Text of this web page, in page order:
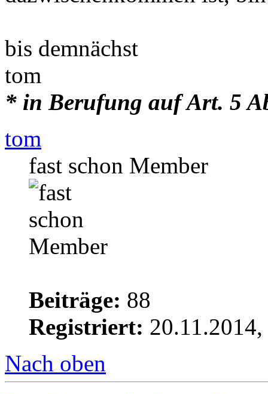
bis demnächst
tom
* in Berufung auf Art. 5
tom
fast schon Member
Beiträge: 88
Registriert:
Nach oben